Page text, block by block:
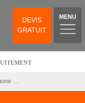
DEVIS
GRATUIT
MENU